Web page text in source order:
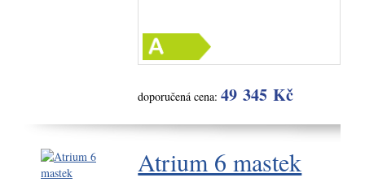
doporučená cena:49 345 Kč
Atrium 6 mastek